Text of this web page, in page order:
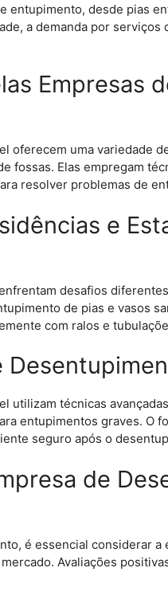
entupimento, desde pias
a demanda por
Empresas
oferecem uma variedade
fossas. Elas empregam
resolver problemas de
e
desafios
de pias e vasos
com ralos e
utilizam técnicas
entupimentos graves. O
seguro após o
de
é essencial considerar
Avaliações